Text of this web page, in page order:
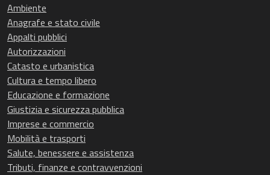
Ambiente
Anagrafe e stato civile
Appalti pubblici
Autorizzazioni
Catasto e urbanistica
Cultura e tempo libero
Educazione e formazione
Giustizia e sicurezza pubblica
Imprese e commercio
Mobilità e trasporti
Salute, benessere e assistenza
Tributi, finanze e contravvenzioni